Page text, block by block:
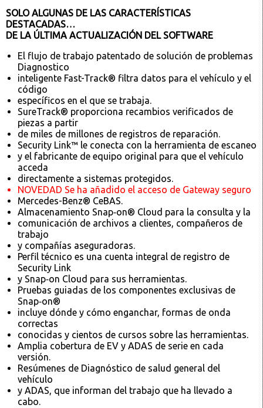
SOLO ALGUNAS DE LAS CARACTERÍSTICAS
DESTACADAS…
DE LA ÚLTIMA ACTUALIZACIÓN DEL SOFTWARE
El flujo de trabajo patentado de solución de problemas
Diagnostico
inteligente Fast-Track® filtra datos para el vehículo y el
código
específicos en el que se trabaja.
SureTrack® proporciona recambios verificados de
piezas a partir
de miles de millones de registros de reparación.
Security Link™ le conecta con la herramienta de escaneo
y el fabricante de equipo original para que el vehículo
acceda
directamente a sistemas protegidos.
NOVEDAD Se ha añadido el acceso de Gateway seguro
Mercedes-Benz® CeBAS.
Almacenamiento Snap‑on® Cloud para la consulta y la
comunicación de archivos a clientes, compañeros de
trabajo
y compañías aseguradoras.
Perfil técnico es una cuenta integral de registro de
Security Link
y Snap‑on Cloud para sus herramientas.
Pruebas guiadas de los componentes exclusivas de
Snap‑on®
incluye dónde y cómo enganchar, formas de onda
correctas
conocidas y cientos de cursos sobre las herramientas.
Amplia cobertura de EV y ADAS de serie en cada
versión.
Resúmenes de Diagnóstico de salud general del
vehículo
y ADAS, que informan del trabajo que ha llevado a
cabo.